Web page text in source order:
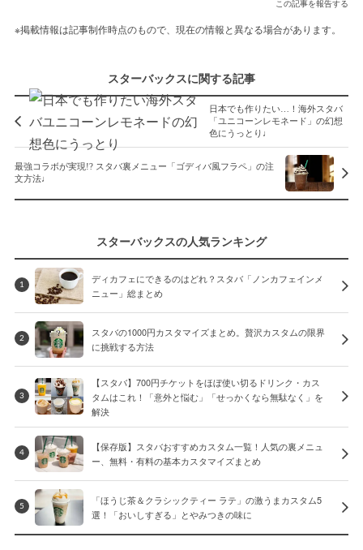
この記事を報告する
※掲載情報は記事制作時点のもので、現在の情報と異なる場合があります。
スターバックスに関する記事
日本でも作りたい…！海外スタバ
「ユニコーンレモネード」の幻想
色にうっとり♩
最強コラボが実現!? スタバ裏メニュー「ゴディバ風フラペ」の注
文方法♩
スターバックスの人気ランキング
1
ディカフェにできるのはどれ？スタバ「ノンカフェインメ
ニュー」総まとめ
2
スタバの1000円カスタマイズまとめ。贅沢カスタムの限界
に挑戦する方法
3
【スタバ】700円チケットをほぼ使い切るドリンク・カス
タムはこれ！「意外と悩む」「せっかくなら無駄なく」を
解決
4
【保存版】スタバおすすめカスタム一覧！人気の裏メニュ
ー、無料・有料の基本カスタマイズまとめ
5
「ほうじ茶＆クラシックティー ラテ」の激うまカスタム5
選！「おいしすぎる」とやみつきの味に